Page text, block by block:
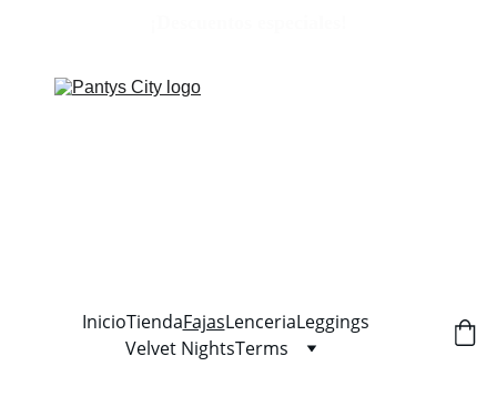
InicioTiendaFajasLenceriaLeggings
Velvet NightsTerms